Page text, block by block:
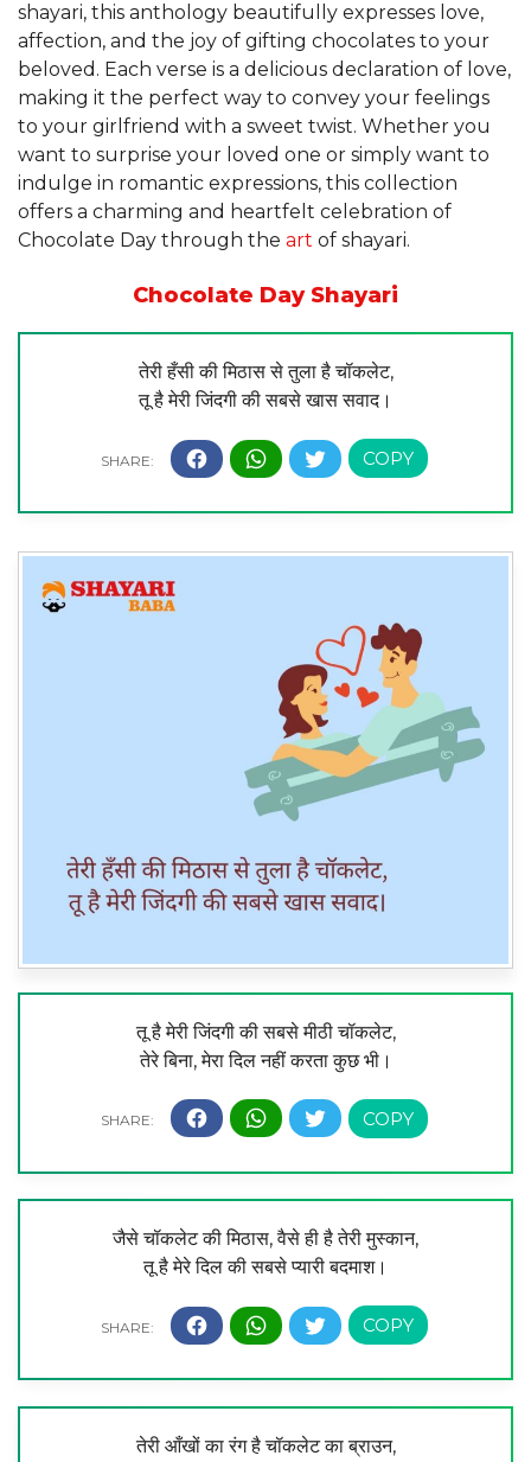
shayari, this anthology beautifully expresses love,
affection, and the joy of gifting chocolates to your
beloved. Each verse is a delicious declaration of love,
making it the perfect way to convey your feelings
to your girlfriend with a sweet twist. Whether you
want to surprise your loved one or simply want to
indulge in romantic expressions, this collection
offers a charming and heartfelt celebration of
Chocolate Day through the art of shayari.
Chocolate Day Shayari
तेरी हँसी की मिठास से तुला है चॉकलेट,
तू है मेरी जिंदगी की सबसे खास सवाद।
तू है मेरी जिंदगी की सबसे मीठी चॉकलेट,
तेरे बिना, मेरा दिल नहीं करता कुछ भी।
जैसे चॉकलेट की मिठास, वैसे ही है तेरी मुस्कान,
तू है मेरे दिल की सबसे प्यारी बदमाश।
तेरी आँखों का रंग है चॉकलेट का ब्राउन,